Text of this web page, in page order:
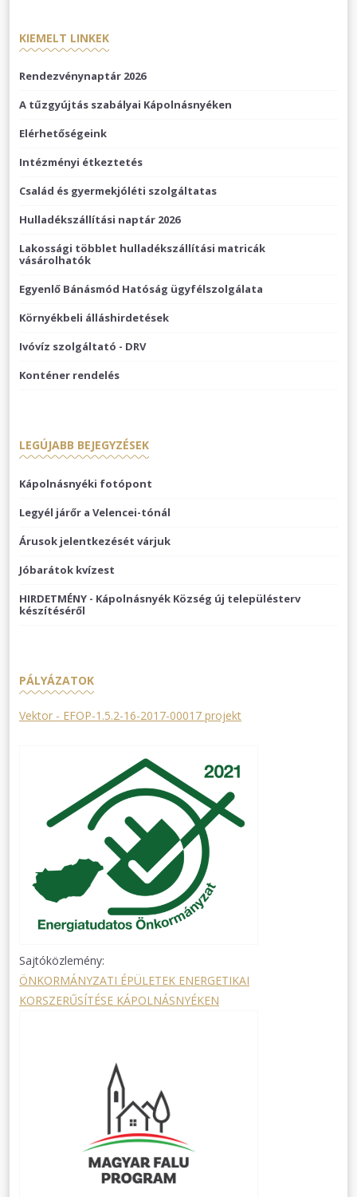
KIEMELT LINKEK
Rendezvénynaptár 2026
A tűzgyújtás szabályai Kápolnásnyéken
Elérhetőségeink
Intézményi étkeztetés
Család és gyermekjóléti szolgáltatas
Hulladékszállítási naptár 2026
Lakossági többlet hulladékszállítási matricák
vásárolhatók
Egyenlő Bánásmód Hatóság ügyfélszolgálata
Környékbeli álláshirdetések
Ivóvíz szolgáltató - DRV
Konténer rendelés
LEGÚJABB BEJEGYZÉSEK
Kápolnásnyéki fotópont
Legyél járőr a Velencei-tónál
Árusok jelentkezését várjuk
Jóbarátok kvízest
HIRDETMÉNY - Kápolnásnyék Község új településterv
készítéséről
PÁLYÁZATOK
Vektor - EFOP-1.5.2-16-2017-00017 projekt
Sajtóközlemény:
ÖNKORMÁNYZATI ÉPÜLETEK ENERGETIKAI
KORSZERŰSÍTÉSE KÁPOLNÁSNYÉKEN